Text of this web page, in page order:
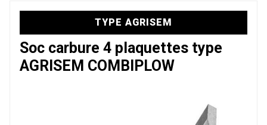
TYPE AGRISEM
Soc carbure 4 plaquettes type
AGRISEM COMBIPLOW